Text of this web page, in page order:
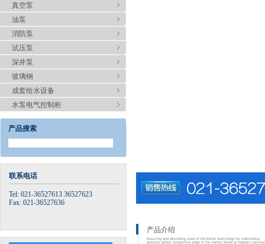
真空泵
油泵
消防泵
试压泵
深井泵
玻璃钢
成套给水设备
水泵电气控制柜
产品搜索
联系电话
Tel: 021-36527613 36527623
Fax: 021-36527636
产品介绍